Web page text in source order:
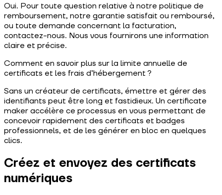
Oui. Pour toute question relative à notre politique de
remboursement, notre garantie satisfait ou remboursé,
ou toute demande concernant la facturation,
contactez-nous. Nous vous fournirons une information
claire et précise.
Comment en savoir plus sur la limite annuelle de
certificats et les frais d’hébergement ?
Sans un créateur de certificats, émettre et gérer des
identifiants peut être long et fastidieux. Un certificate
maker accélère ce processus en vous permettant de
concevoir rapidement des certificats et badges
professionnels, et de les générer en bloc en quelques
clics.
Créez et envoyez des certificats
numériques